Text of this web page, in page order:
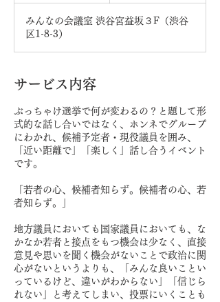
みんなの会議室 渋谷宮益坂３F（渋谷
区1-8-3）
サービス内容
ぶっちゃけ選挙で何が変わるの？と題して形
式的な話し合いではなく、ホンネでグループ
にわかれ、候補予定者・現役議員を囲み、
「近い距離で」「楽しく」話し合うイベント
です。
「若者の心、候補者知らず。候補者の心、若
者知らず。」
地方議員においても国家議員においても、な
かなか若者と接点をもつ機会は少なく、直接
意見や思いを聞く機会がないことで政治に関
心がないというよりも、「みんな良いことい
っているけど、違いがわからない」「信じら
れない」と考えてしまい、投票にいくことも